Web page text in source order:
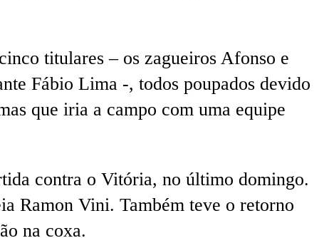
titulares – os zagueiros Afonso e
Fábio Lima -, todos poupados devido
que iria a campo com uma equipe
contra o Vitória, no último domingo.
Ramon Vini. Também teve o retorno
na coxa.